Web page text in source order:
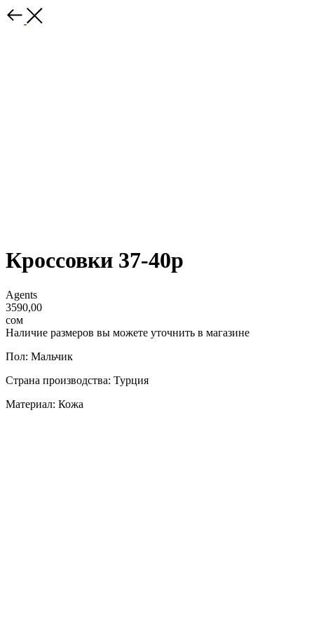
Кроссовки 37-40р
Agents
3590,00
сом
Наличие размеров вы можете уточнить в магазине
Пол: Мальчик
Страна производства: Турция
Материал: Кожа